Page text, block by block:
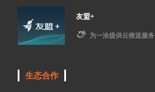
友盟+
 为一洽提供云推送服务
生态合作